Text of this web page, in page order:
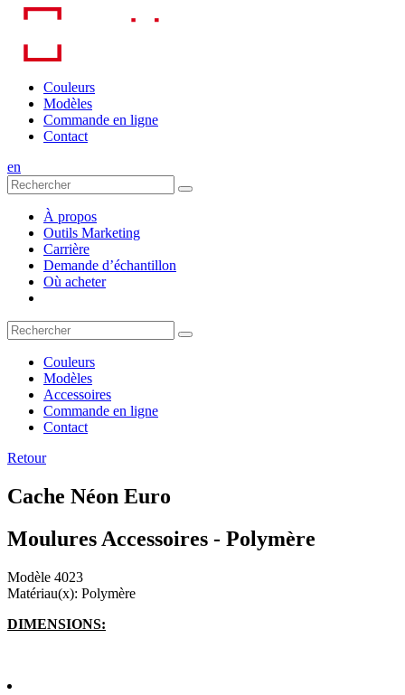
Skip
content
Couleurs
Modèles
Commande en ligne
Contact
en
À propos
Outils Marketing
Carrière
Demande d’échantillon
Où acheter
Couleurs
Modèles
Accessoires
Commande en ligne
Contact
Retour
Cache Néon Euro
Moulures Accessoires - Polymère
Modèle 4023
Matériau(x): Polymère
DIMENSIONS: